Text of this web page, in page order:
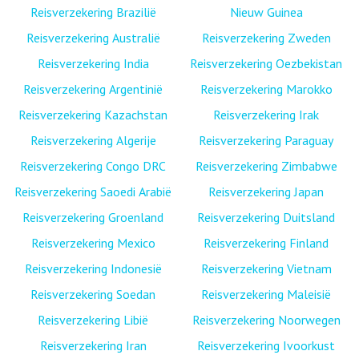
Reisverzekering Brazilië
Reisverzekering Australië
Reisverzekering India
Reisverzekering Argentinië
Reisverzekering Kazachstan
Reisverzekering Algerije
Reisverzekering Congo DRC
Reisverzekering Saoedi Arabië
Reisverzekering Groenland
Reisverzekering Mexico
Reisverzekering Indonesië
Reisverzekering Soedan
Reisverzekering Libië
Reisverzekering Iran
Nieuw Guinea
Reisverzekering Zweden
Reisverzekering Oezbekistan
Reisverzekering Marokko
Reisverzekering Irak
Reisverzekering Paraguay
Reisverzekering Zimbabwe
Reisverzekering Japan
Reisverzekering Duitsland
Reisverzekering Finland
Reisverzekering Vietnam
Reisverzekering Maleisië
Reisverzekering Noorwegen
Reisverzekering Ivoorkust